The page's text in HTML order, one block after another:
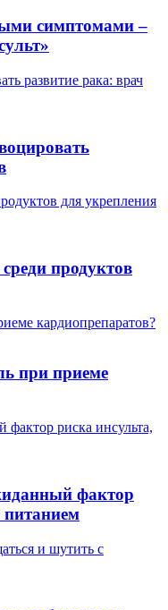
симптомами –
развитие рака: врач
для укрепления
продуктов
кардиопрепаратов?
при приеме
риска инсульта,
фактор
питанием
и шутить с